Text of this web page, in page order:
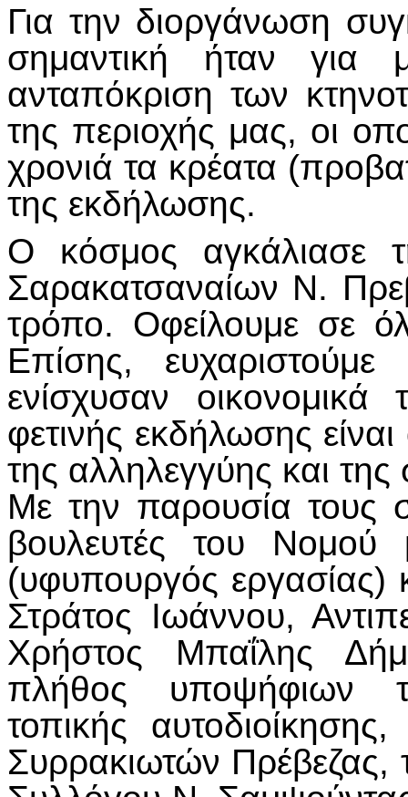
Για την διοργάνωση
σημαντική ήταν
ανταπόκριση των
της περιοχής μας, οι
χρονιά τα κρέατα
της εκδήλωσης.
Ο κόσμος αγκάλιασε
Σαρακατσαναίων Ν.
τρόπο. Οφείλουμε σε
Επίσης,
ενίσχυσαν
φετινής εκδήλωσης
της αλληλεγγύης και της
Με την παρουσία τους
βουλευτές του
(υφυπουργός εργασίας)
Στράτος Ιωάννου,
Χρήστος Μπαΐλης
πλήθος υποψήφιων
τοπικής
Συρρακιωτών Πρέβεζας,